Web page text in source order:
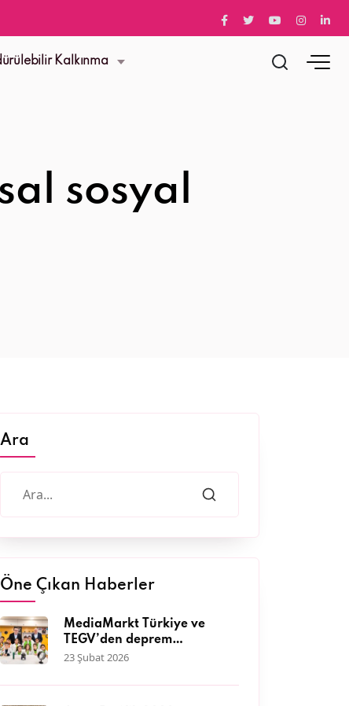
Kalkınma
sosyal
Ara
Öne Çıkan Haberler
MediaMarkt Türkiye ve
TEGV’den deprem
bölgesinde 11 bini aşkın
desteği
23 Şubat 2026